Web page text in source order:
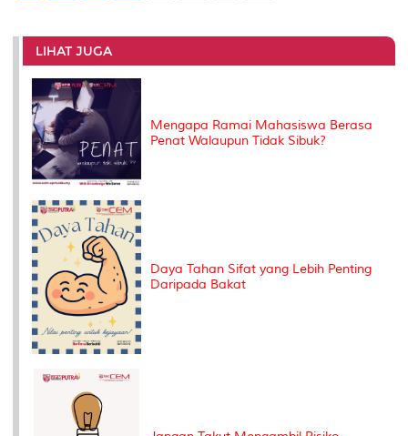
e
b
o
o
k
t
e
r
e
I
l
L
n
P
e
t
LIHAT JUGA
Mengapa Ramai Mahasiswa Berasa
Penat Walaupun Tidak Sibuk?
Daya Tahan Sifat yang Lebih Penting
Daripada Bakat